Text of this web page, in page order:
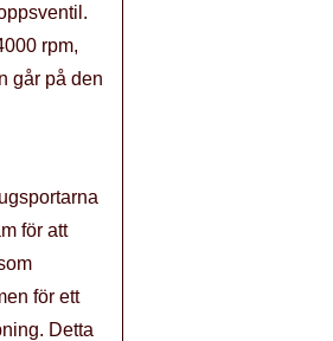
rpm,
går på den
för att
för ett
Detta